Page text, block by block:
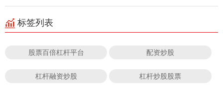
标签列表
股票百倍杠杆平台 配资炒股
杠杆融资炒股 杠杆炒股股票